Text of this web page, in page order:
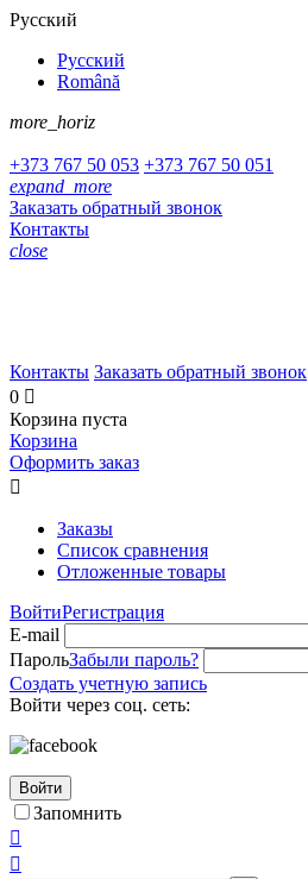
Русский
Русский
Română
more_horiz
+373 767 50 053 +373 767 50 051
expand_more
Заказать обратный звонок
Контакты
close
Контакты Заказать обратный звонок
0 
Корзина пуста
Корзина
Оформить заказ

Заказы
Список сравнения
Отложенные товары
ВойтиРегистрация
E-mail
ПарольЗабыли пароль?
Создать учетную запись
Войти через соц. сеть:
Войти
Запомнить

